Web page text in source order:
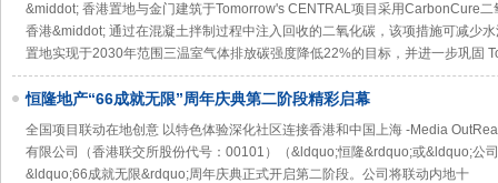
&middot; 香港置地与金门建筑于Tomorrow's CENTRAL项目采用CarbonCure
香港&middot; 通过在混凝土拌制过程中注入回收的二氧化碳，该项措施可减少
置地实现于2030年范围三温室气体排放碳强度降低22%的目标，并进一步巩固
恒隆地产“66成就无限”周年庆典第二阶段精彩启幕
全国项目联动在地创意 以特色体验深化社区连接香港和中国上海 -Media
有限公司（香港联交所股份代号：00101）（&ldquo;恒隆&rdquo;或&ldquo;公
&ldquo;66成就无限&rdquo;周年庆典正式开启第二阶段。公司将联动内地十